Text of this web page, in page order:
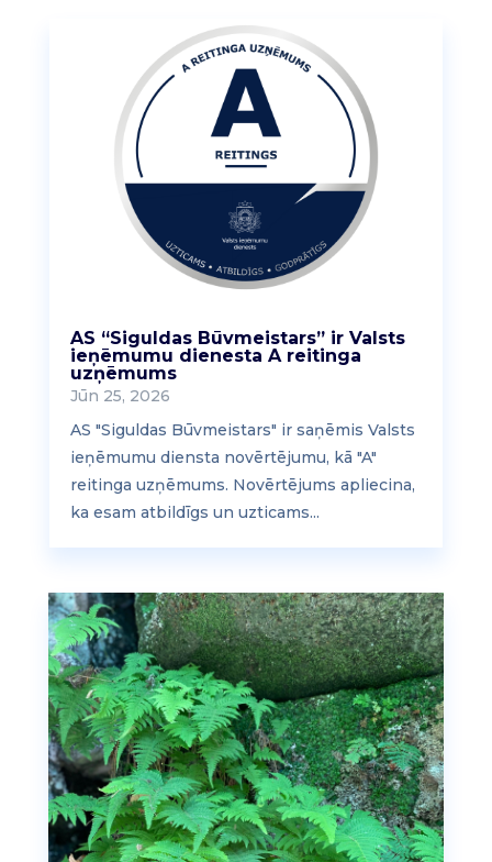
AS “Siguldas Būvmeistars” ir Valsts
ieņēmumu dienesta A reitinga
uzņēmums
Jūn 25, 2026
AS "Siguldas Būvmeistars" ir saņēmis Valsts
ieņēmumu diensta novērtējumu, kā "A"
reitinga uzņēmums. Novērtējums apliecina,
ka esam atbildīgs un uzticams...